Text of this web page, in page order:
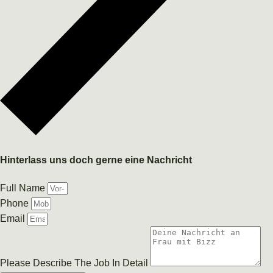
Hinterlass uns doch gerne eine Nachricht
Full Name
Phone
Email
Please Describe The Job In Detail